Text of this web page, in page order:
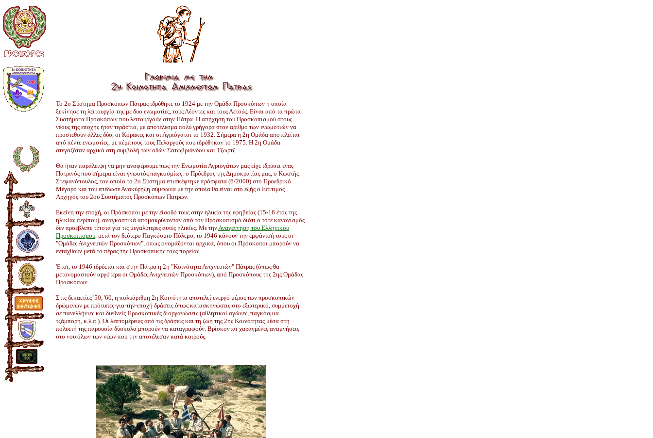
To 2o Σύστημα Προσκόπων Πάτρας ιδρύθηκε το 1924 με την Ομάδα Προσκόπων η οποία
ξεκίνησε τη λειτουργία της με δυο ενωμοτίες, τους Λέοντες και τους Αετούς. Είναι από τα πρώτα
Συστήματα Προσκόπων που λειτουργούν στην Πάτρα. H απήχηση του Προσκοπισμού στους
νέους της εποχής ήταν τεράστια, με αποτέλεσμα πολύ γρήγορα στον αριθμό των ενωμοτιών να
προστεθούν άλλες δύο, οι Κόρακες και οι Αγριόγατοι το 1932. Σήμερα η 2η Ομάδα αποτελείται
από πέντε ενωμοτίες, με πέμπτους τους Πελαργούς που ιδρύθηκαν το 1975. Η 2η Ομάδα
στεγαζόταν αρχικά στη συμβολή των οδών Σατωβριάνδου και Τζωρτζ.
Θα ήταν παράλειψη να μην αναφέρουμε πως την Ενωμοτία Αγριογάτων μας είχε ιδρύσει ένας
Πατρινός που σήμερα είναι γνωστός παγκοσμίως: ο Πρόεδρος της Δημοκρατίας μας, ο Κωστής
Στεφανόπουλος, τον οποίο το 2ο Σύστημα επισκέφτηκε πρόσφατα (6/2000) στο Προεδρικό
Μέγαρο και του επέδωσε Ανακύρηξη σύμφωνα με την οποία θα είναι στο εξής ο Επίτιμος
Αρχηγός του 2ου Συστήματος Προσκόπων Πατρών.
Εκείνη την εποχή, οι Πρόσκοποι με την είσοδό τους στην ηλικία της εφηβείας (15-16 έτος της
ηλικίας περίπου), αναγκαστικά απομακρύνονταν από τον Προσκοπισμό διότι ο τότε κανονισμός
δεν προέβλεπε τίποτα για τις μεγαλύτερες αυτές ηλικίες. Με τηνΑναγέννηση του Ελληνικού
Προσκοπισμού, μετά τον δεύτερο Παγκόσμιο Πόλεμο, το 1946 κάνουν την εμφάνισή τους οι
"Ομάδες Ανιχνευτών Προσκόπων", όπως ονομάζονται αρχικά, όπου οι Πρόσκοποι μπορούν να
ενταχθούν μετά το πέρας της Προσκοπικής τους πορείας.
'Eτσι, το 1946 ιδρύεται και στην Πάτρα η 2η "Κοινότητα Ανιχνευτών" Πάτρας (όπως θα
μετονομαστούν αργότερα οι Ομάδες Ανιχνευτών Προσκόπων), από Προσκόπους της 2ης Ομάδας
Προσκόπων.
Στις δεκαετίες '50, '60, η πολυάριθμη 2η Κοινότητα αποτελεί ενεργό μέρος των προσκοπικών
δρώμενων με πρότυπες-για-την-εποχή δράσεις όπως κατασκηνώσεις στο εξωτερικό, συμμετοχή
σε πανελλήνιες και διεθνείς Προσκοπικές διοργανώσεις (αθλητικοί αγώνες, παγκόσμια
τζάμπορη, κ.λ.π.). Οι λεπτομέρειες από τις δράσεις και τη ζωή της 2ης Κοινότητας μέσα στη
πολυετή της παρουσία δύσκολα μπορούν να καταγραφούν. Βρίσκονται χαραγμένες αναμνήσεις
στο νου όλων των νέων που την αποτέλεσαν κατά καιρούς.